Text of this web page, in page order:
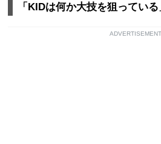
「KIDは何か大技を狙っている
ADVERTISEMENT